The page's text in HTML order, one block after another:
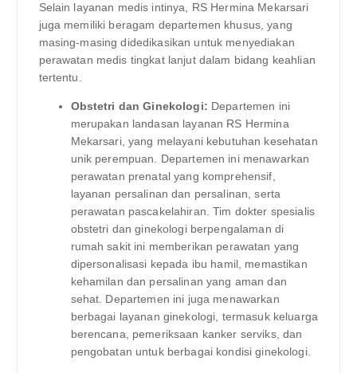
Selain layanan medis intinya, RS Hermina Mekarsari
juga memiliki beragam departemen khusus, yang
masing-masing didedikasikan untuk menyediakan
perawatan medis tingkat lanjut dalam bidang keahlian
tertentu.
Obstetri dan Ginekologi: Departemen ini
merupakan landasan layanan RS Hermina
Mekarsari, yang melayani kebutuhan kesehatan
unik perempuan. Departemen ini menawarkan
perawatan prenatal yang komprehensif,
layanan persalinan dan persalinan, serta
perawatan pascakelahiran. Tim dokter spesialis
obstetri dan ginekologi berpengalaman di
rumah sakit ini memberikan perawatan yang
dipersonalisasi kepada ibu hamil, memastikan
kehamilan dan persalinan yang aman dan
sehat. Departemen ini juga menawarkan
berbagai layanan ginekologi, termasuk keluarga
berencana, pemeriksaan kanker serviks, dan
pengobatan untuk berbagai kondisi ginekologi.